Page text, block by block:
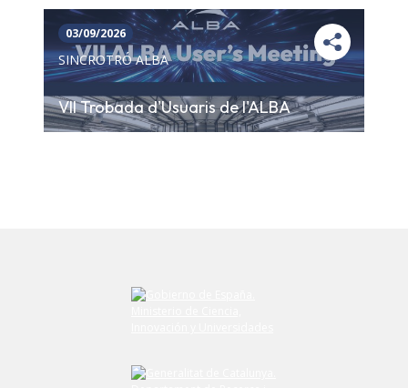
03/09/2026
SINCROTRÓ ALBA
VII Trobada d'Usuaris de l'ALBA